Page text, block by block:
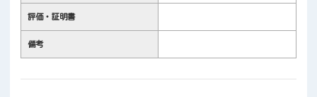
評価・証明書
備考